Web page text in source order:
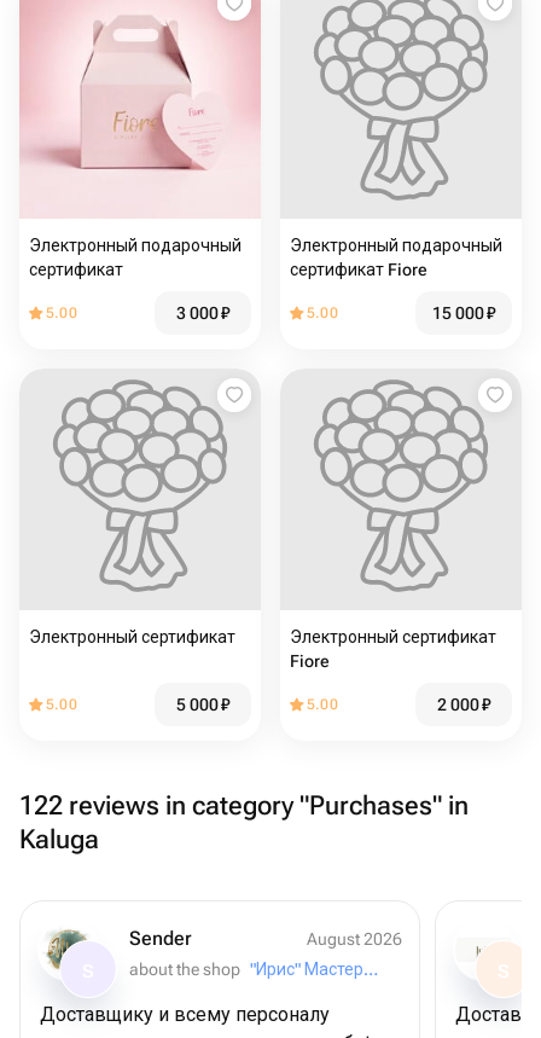
Электронный подарочный
сертификат
5.00 3 000₽
Электронный подарочный
сертификат Fiore
5.00 15 000₽
Электронный сертификат
5.00 5 000₽
Электронный сертификат
Fiore
5.00 2 000₽
122 reviews in category "Purchases" in
Kaluga
Sender
August 2026
about the shop
"Ирис" Мастерская букетов
Доставщику и всему персоналу
S